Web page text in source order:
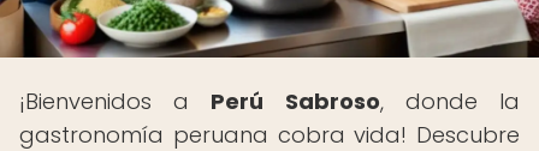
¡Bienvenidos a Perú Sabroso, donde la
gastronomía peruana cobra vida! Descubre